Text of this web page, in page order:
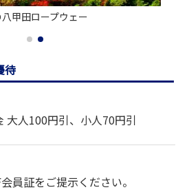
甲田ロープウェー
待
大人100円引、小人70円引
員証をご提示ください。